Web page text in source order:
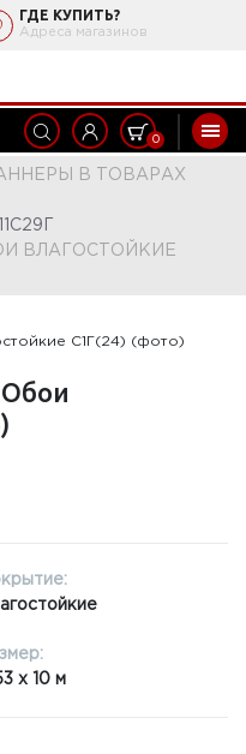
ГДЕ КУПИТЬ?
Адреса магазинов
0
В ТОВАРАХ
ВЛАГОСТОЙКИЕ
x 10 м